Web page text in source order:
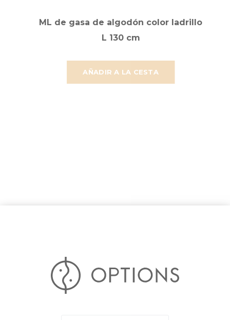
AÑADIR A LA CESTA
ML de gasa de algodón color ladrillo
L 130 cm